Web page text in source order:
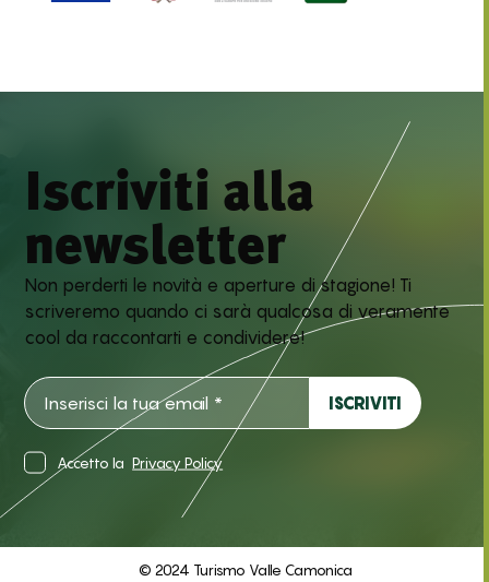
Iscriviti alla
newsletter
Non perderti le novità e aperture di stagione! Ti
scriveremo quando ci sarà qualcosa di veramente
cool da raccontarti e condividere!
Accetto la Privacy Policy
© 2024 Turismo Valle Camonica